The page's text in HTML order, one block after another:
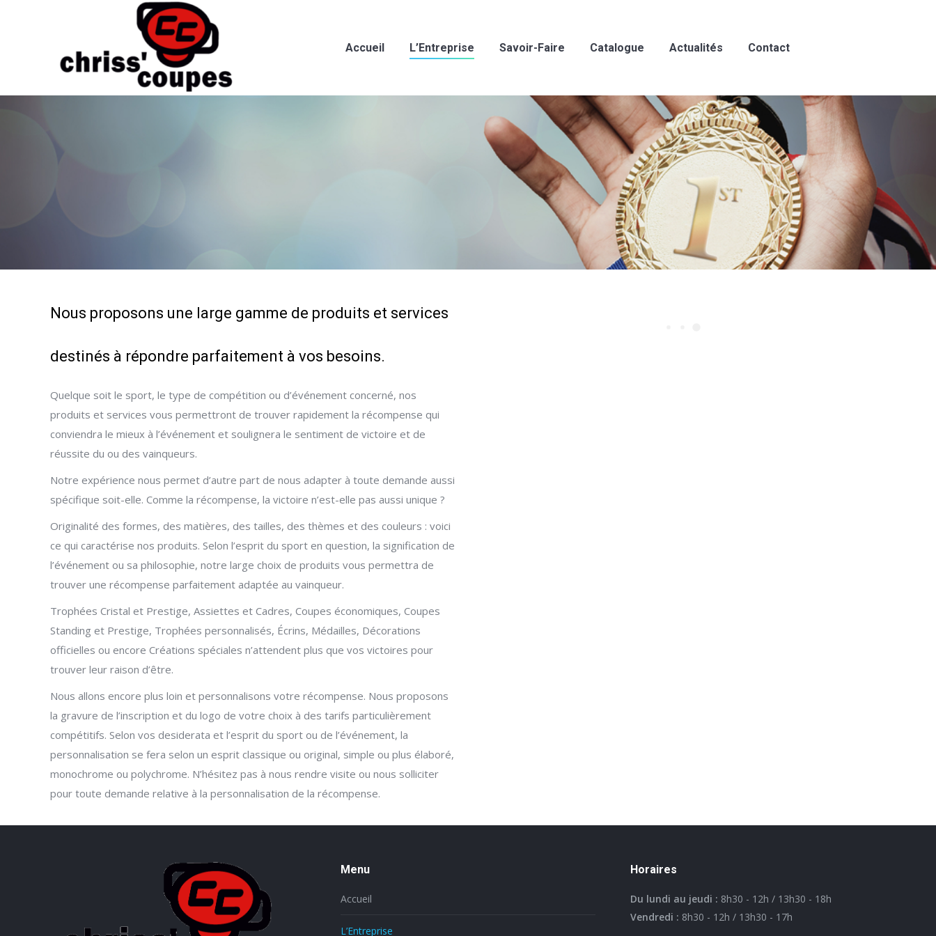
Accueil L’Entreprise Savoir-Faire Catalogue Actualités Contact
Nous proposons une large gamme de produits et services
destinés à répondre parfaitement à vos besoins.
Quelque soit le sport, le type de compétition ou d’événement concerné, nos
produits et services vous permettront de trouver rapidement la récompense qui
conviendra le mieux à l’événement et soulignera le sentiment de victoire et de
réussite du ou des vainqueurs.
Notre expérience nous permet d’autre part de nous adapter à toute demande aussi
spécifique soit-elle. Comme la récompense, la victoire n’est-elle pas aussi unique ?
Originalité des formes, des matières, des tailles, des thèmes et des couleurs : voici
ce qui caractérise nos produits. Selon l’esprit du sport en question, la signification de
l’événement ou sa philosophie, notre large choix de produits vous permettra de
trouver une récompense parfaitement adaptée au vainqueur.
Trophées Cristal et Prestige, Assiettes et Cadres, Coupes économiques, Coupes
Standing et Prestige, Trophées personnalisés, Écrins, Médailles, Décorations
officielles ou encore Créations spéciales n’attendent plus que vos victoires pour
trouver leur raison d’être.
Nous allons encore plus loin et personnalisons votre récompense. Nous proposons
la gravure de l’inscription et du logo de votre choix à des tarifs particulièrement
compétitifs. Selon vos desiderata et l’esprit du sport ou de l’événement, la
personnalisation se fera selon un esprit classique ou original, simple ou plus élaboré,
monochrome ou polychrome. N’hésitez pas à nous rendre visite ou nous solliciter
pour toute demande relative à la personnalisation de la récompense.
Menu
Accueil
L’Entreprise
Horaires
Du lundi au jeudi : 8h30 - 12h / 13h30 - 18h
Vendredi : 8h30 - 12h / 13h30 - 17h